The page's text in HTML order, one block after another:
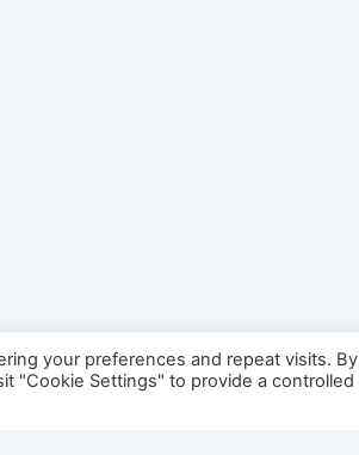
your preferences and repeat visits. By
"Cookie Settings" to provide a controlled